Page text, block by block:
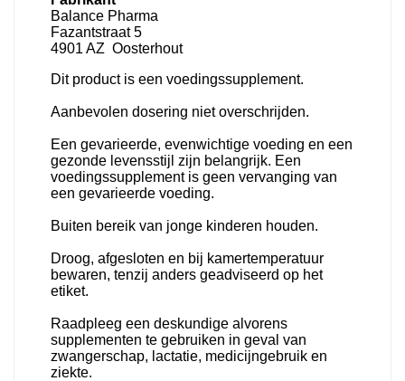
Balance Pharma
Fazantstraat 5
4901 AZ Oosterhout
Dit product is een voedingssupplement.
Aanbevolen dosering niet overschrijden.
Een gevarieerde, evenwichtige voeding en een
gezonde levensstijl zijn belangrijk. Een
voedingssupplement is geen vervanging van
een gevarieerde voeding.
Buiten bereik van jonge kinderen houden.
Droog, afgesloten en bij kamertemperatuur
bewaren, tenzij anders geadviseerd op het
etiket.
Raadpleeg een deskundige alvorens
supplementen te gebruiken in geval van
zwangerschap, lactatie, medicijngebruik en
ziekte.